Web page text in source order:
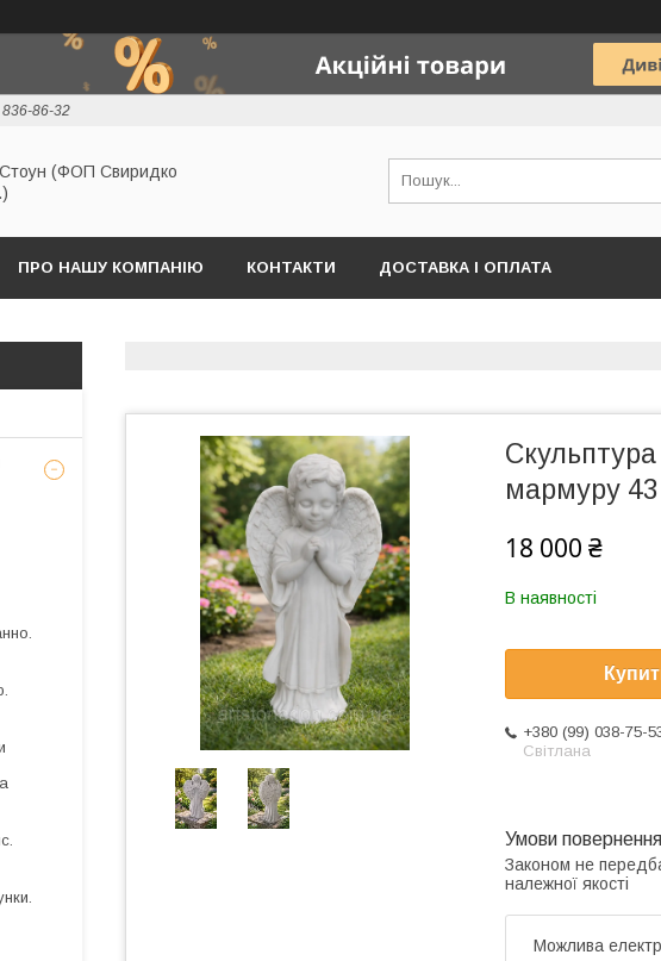
86-32
(ФОП Свиридко
ПРО НАШУ КОМПАНІЮ КОНТАКТИ ДОСТАВКА І ОПЛАТА
мармуру
18 000 ₴
В наявності
+380 (99) 038-75-
Світлана
Законом не
належної якості